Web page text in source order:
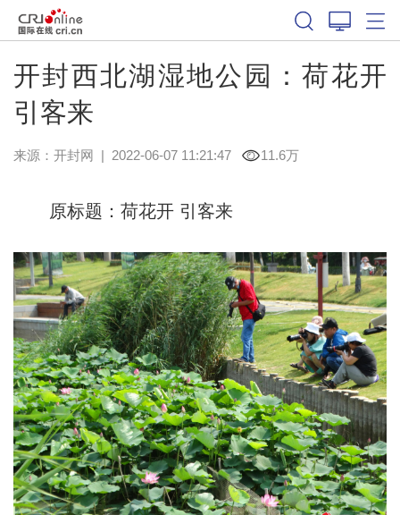
开封西北湖湿地公园：荷花开
引客来
来源： 开封网 | 2022-06-07 11:21:47 11.6万
原标题：荷花开 引客来